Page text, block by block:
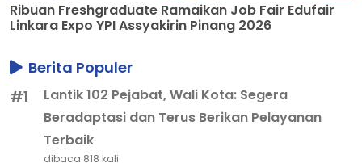
Ribuan Freshgraduate Ramaikan Job Fair Edufair
Linkara Expo YPI Assyakirin Pinang 2026
Berita Populer
#1
Lantik 102 Pejabat, Wali Kota: Segera
Beradaptasi dan Terus Berikan Pelayanan
Terbaik
dibaca 818 kali